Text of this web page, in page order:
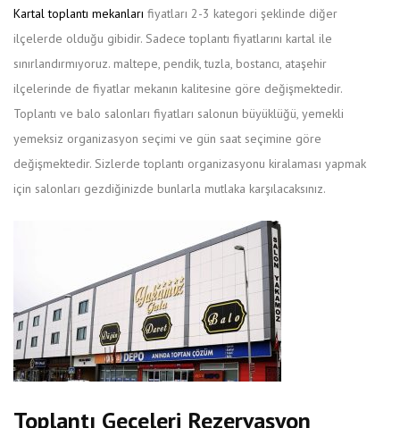
Kartal toplantı mekanları fiyatları 2-3 kategori şeklinde diğer
ilçelerde olduğu gibidir. Sadece toplantı fiyatlarını kartal ile
sınırlandırmıyoruz. maltepe, pendik, tuzla, bostancı, ataşehir
ilçelerinde de fiyatlar mekanın kalitesine göre değişmektedir.
Toplantı ve balo salonları fiyatları salonun büyüklüğü, yemekli
yemeksiz organizasyon seçimi ve gün saat seçimine göre
değişmektedir. Sizlerde toplantı organizasyonu kiralaması yapmak
için salonları gezdiğinizde bunlarla mutlaka karşılacaksınız.
Toplantı Geceleri Rezervasyon